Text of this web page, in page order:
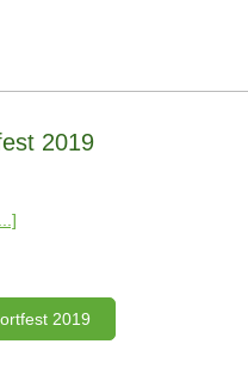
2019
2019